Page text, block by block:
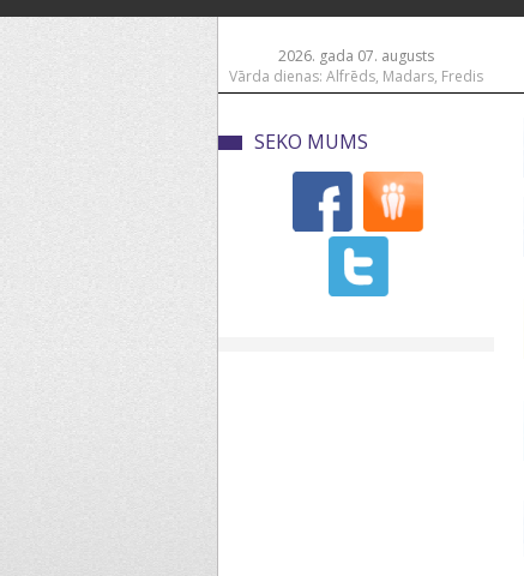
2026. gada 07. augusts
Vārda dienas: Alfrēds, Madars, Fredis
SEKO MUMS